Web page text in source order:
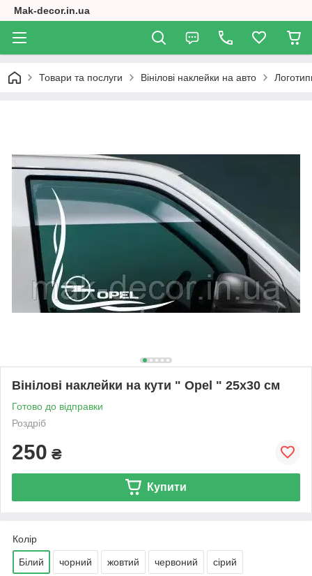
Mak-decor.in.ua
Товари та послуги Вінілові наклейки на авто
Вінілові наклейки на кути " Opel " 25х30 см
Готово до відправки
Роздріб
250 ₴
Купити
Колір
Білий чорний жовтий червоний сірий